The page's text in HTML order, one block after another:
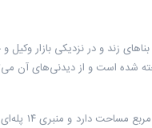
زند و در نزدیکی بازار
شده است و از دیدنی‌های آن